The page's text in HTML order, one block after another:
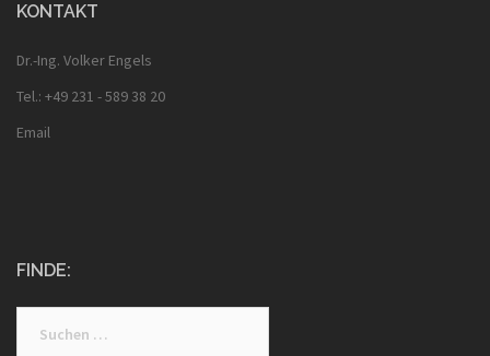
KONTAKT
Dr.-Ing. Volker Engels
Tel.: +49 231 - 589 38 20
Email
FINDE:
nach: